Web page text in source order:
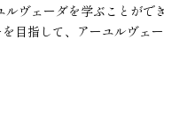
ヴェーダを学ぶことができ
目指して、アーユルヴェー